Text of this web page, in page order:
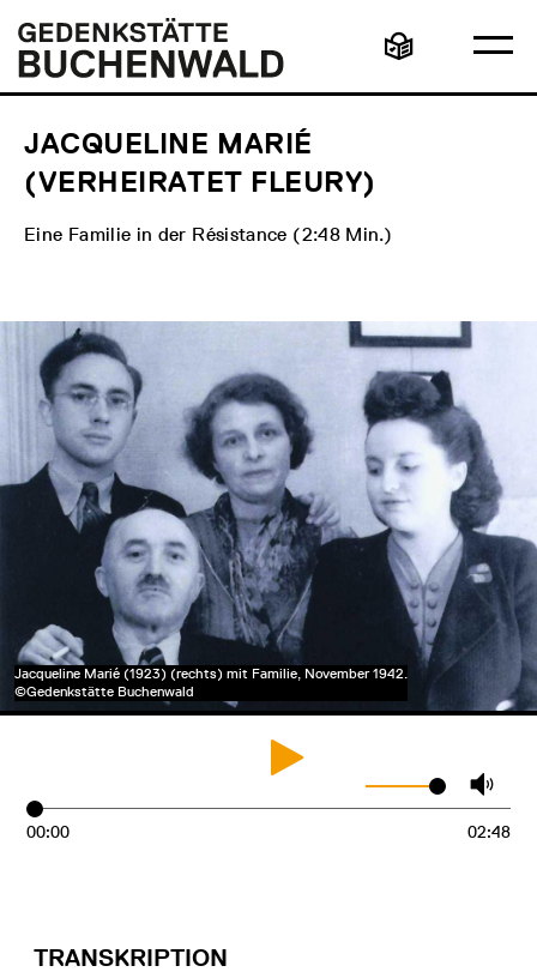
zum
Inhalt
Gedenkstätte
Buchenwald
Leichte
Sprache
JACQUELINE MARIÉ
(VERHEIRATET FLEURY)
Eine Familie in der Résistance (2:48 Min.)
Jacqueline Marié (1923) (rechts) mit Familie, November 1942.
©Gedenkstätte Buchenwald
00:00 02:48
TRANSKRIPTION